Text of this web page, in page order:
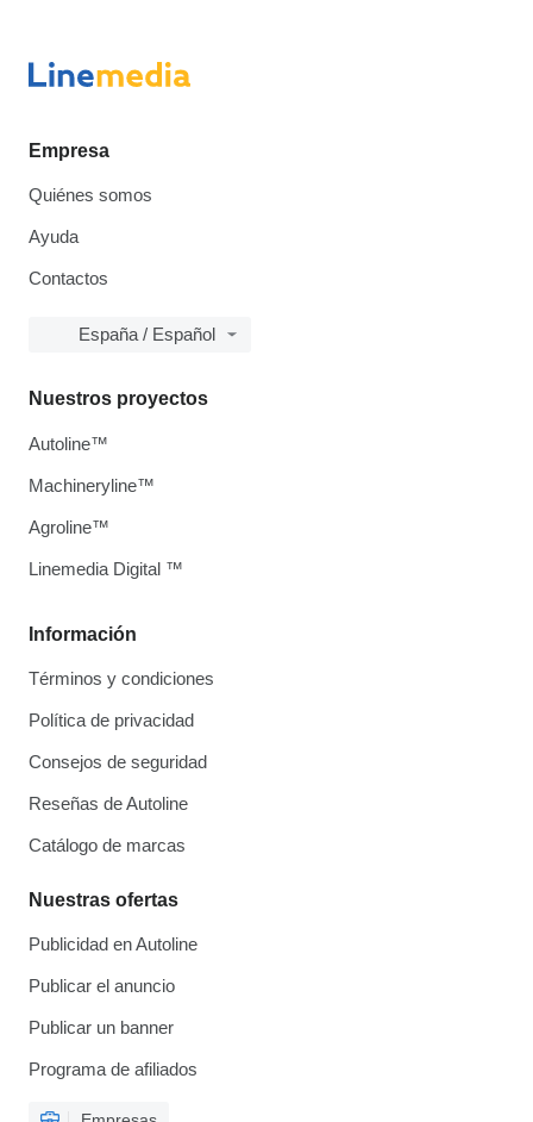
Empresa
Quiénes somos
Ayuda
Contactos
España / Español
Información
Términos y condiciones
Política de privacidad
Consejos de seguridad
Reseñas de Autoline
Catálogo de marcas
Nuestras ofertas
Publicidad en Autoline
Publicar el anuncio
Publicar un banner
Programa de afiliados
Nuestros proyectos
Autoline™
Machineryline™
Agroline™
Linemedia Digital ™